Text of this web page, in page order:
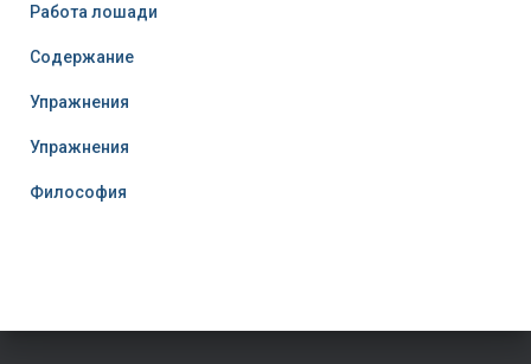
Работа лошади
Содержание
Упражнения
Упражнения
Философия